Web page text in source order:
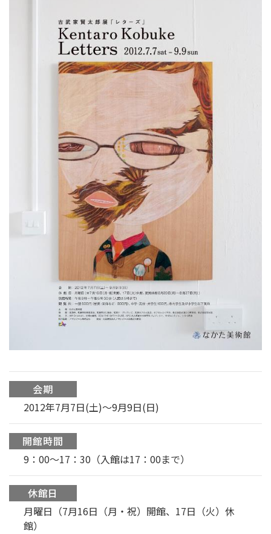
会期
2012年7月7日(土)～9月9日(日)
開館時間
9：00〜17：30（入館は17：00まで）
休館日
月曜日（7月16日（月・祝）開館、17日（火）休
館）